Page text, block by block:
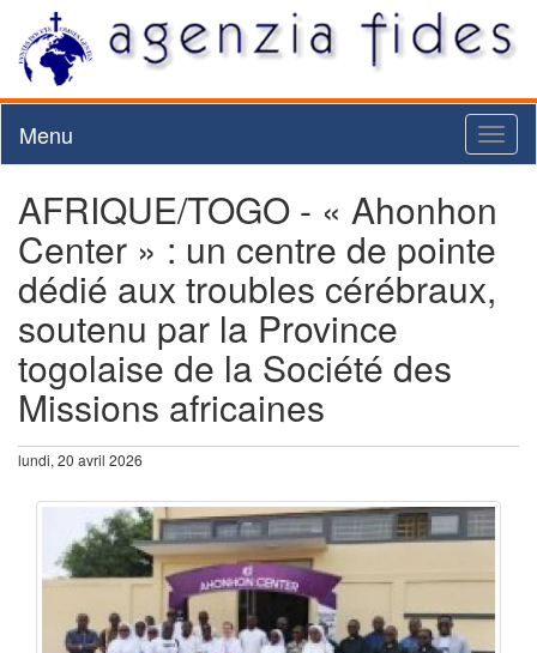
Menu
AFRIQUE/TOGO - « Ahonhon
Center » : un centre de pointe
dédié aux troubles cérébraux,
soutenu par la Province
togolaise de la Société des
Missions africaines
lundi, 20 avril 2026